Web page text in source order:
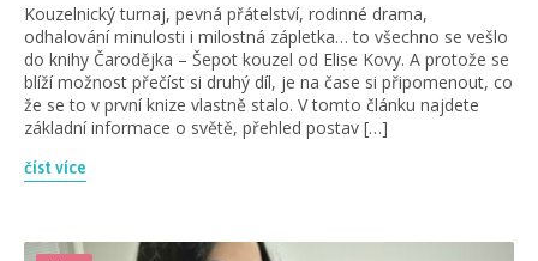
Kouzelnický turnaj, pevná přátelství, rodinné drama,
odhalování minulosti i milostná zápletka… to všechno se vešlo
do knihy Čarodějka – Šepot kouzel od Elise Kovy. A protože se
blíží možnost přečíst si druhý díl, je na čase si připomenout, co
že se to v první knize vlastně stalo. V tomto článku najdete
základní informace o světě, přehled postav […]
číst více